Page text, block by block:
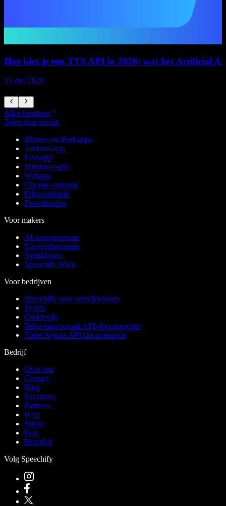
Hoe kies je een TTS API in 2026: wat het Artificial
15 mei 2026
Alles bekijken
Tekst naar spraak
iPhone- en iPad-apps
Android-app
Mac-app
Windows-app
Webapp
Chrome-extensie
Edge-extensie
Downloaden
Voor makers
AI-stemgenerator
Nasynchronisatie
Stemklonen
Speechify Work
Voor bedrijven
Speechify voor ontwikkelaars
Teams
Onderwijs
Tekst-naar-spraak API-documentatie
Voice Agents API-documentatie
Bedrijf
Over ons
Contact
Blog
Vacatures
Partners
Help
Status
Pers
Brandkit
Volg Speechify